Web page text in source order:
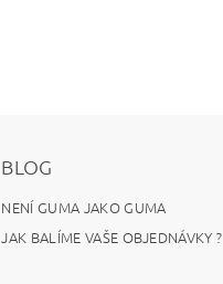
BLOG
NENÍ GUMA JAKO GUMA
JAK BALÍME VAŠE OBJEDNÁVKY ?